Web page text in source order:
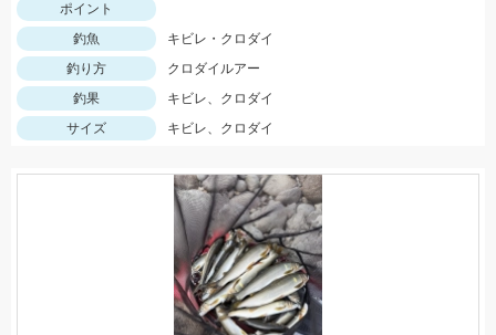
ポイント
釣魚
キビレ・クロダイ
釣り方
クロダイルアー
釣果
キビレ、クロダイ
サイズ
キビレ、クロダイ